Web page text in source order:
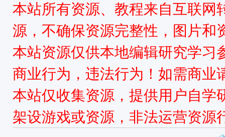
本站所有资源、教程来自互联网
源，不确保资源完整性，图片和
本站资源仅供本地编辑研究学习
商业行为，违法行为！如需商业
本站仅收集资源，提供用户自学
架设游戏或资源，非法运营资源